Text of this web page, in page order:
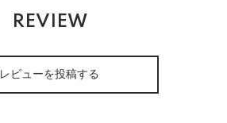
REVIEW
レビューを投稿する